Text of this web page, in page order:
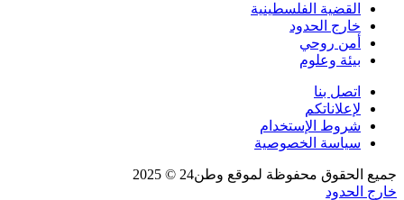
القضية الفلسطينية
خارج الحدود
أمن روحي
بيئة وعلوم
اتصل بنا
لإعلاناتكم
شروط الإستخدام
سياسة الخصوصية
جميع الحقوق محفوظة لموقع وطن24 © 2025
خارج الحدود